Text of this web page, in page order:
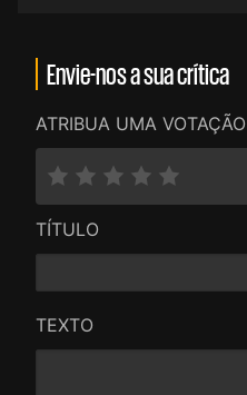
Envie-nos a sua crítica
ATRIBUA UMA VOTAÇÃO
TÍTULO
TEXTO